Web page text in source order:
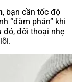
, bạn cần tốc độ
“đàm phán” khi
đó, đối thoại nhẹ